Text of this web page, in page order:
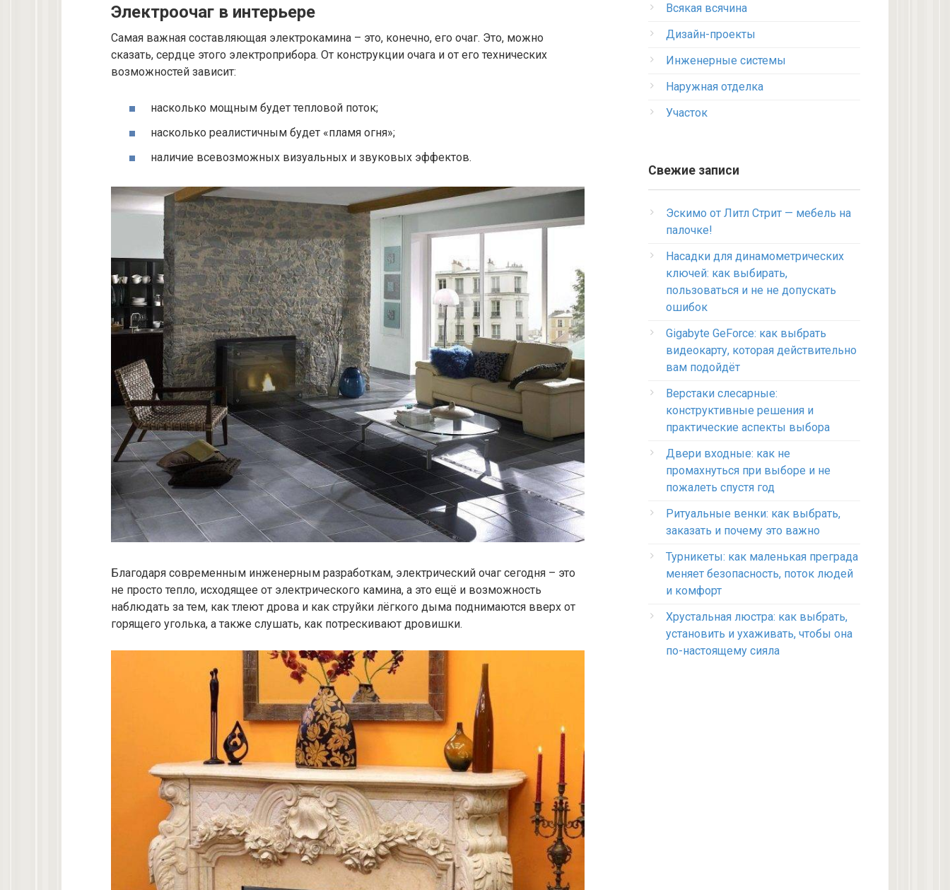
Электроочаг в интерьере
Самая важная составляющая электрокамина – это, конечно, его очаг. Это, можно
сказать, сердце этого электроприбора. От конструкции очага и от его технических
возможностей зависит:
насколько мощным будет тепловой поток;
насколько реалистичным будет «пламя огня»;
наличие всевозможных визуальных и звуковых эффектов.
Благодаря современным инженерным разработкам, электрический очаг сегодня – это
не просто тепло, исходящее от электрического камина, а это ещё и возможность
наблюдать за тем, как тлеют дрова и как струйки лёгкого дыма поднимаются вверх от
горящего уголька, а также слушать, как потрескивают дровишки.
Всякая всячина
Дизайн-проекты
Инженерные системы
Наружная отделка
Участок
Свежие записи
Эскимо от Литл Стрит — мебель на
палочке!
Насадки для динамометрических
ключей: как выбирать,
пользоваться и не не допускать
ошибок
Gigabyte GeForce: как выбрать
видеокарту, которая действительно
вам подойдёт
Верстаки слесарные:
конструктивные решения и
практические аспекты выбора
Двери входные: как не
промахнуться при выборе и не
пожалеть спустя год
Ритуальные венки: как выбрать,
заказать и почему это важно
Турникеты: как маленькая преграда
меняет безопасность, поток людей
и комфорт
Хрустальная люстра: как выбрать,
установить и ухаживать, чтобы она
по-настоящему сияла